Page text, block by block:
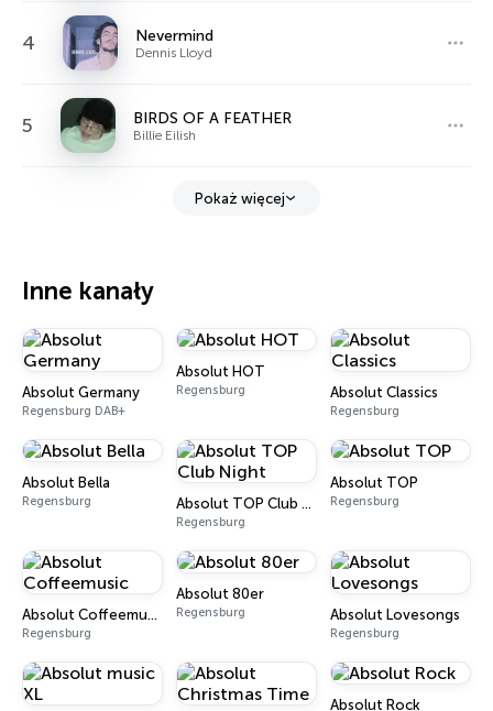
4 Nevermind
Dennis Lloyd
5 BIRDS OF A FEATHER
Billie Eilish
Pokaż więcej
Inne kanały
Absolut Germany
Regensburg DAB+
Absolut HOT
Regensburg Absolut Classics
Regensburg
Absolut Bella
Regensburg Absolut TOP Club Night
Regensburg
Absolut TOP
Regensburg
Absolut Coffeemusic
Regensburg
Absolut 80er
Regensburg Absolut Lovesongs
Regensburg
Absolut Rock